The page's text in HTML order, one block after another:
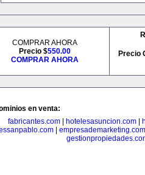
COMPRAR AHORA
Precio $550.00
COMPRAR AHORA
Precio
en venta:
fabricantes.com
hotelesasuncion.com
| empresademarketing.com